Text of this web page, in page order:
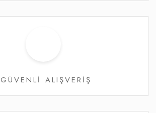
GÜVENLİ ALIŞVERİŞ